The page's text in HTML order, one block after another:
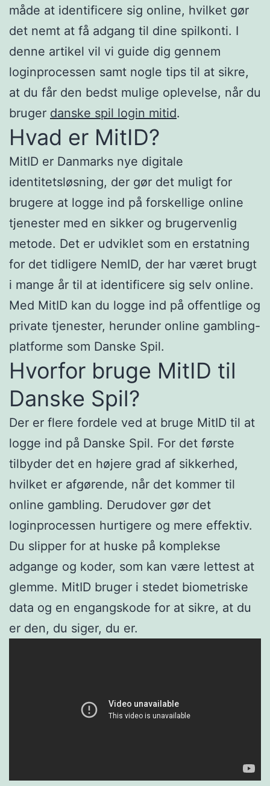
måde at identificere sig online, hvilket gør
det nemt at få adgang til dine spilkonti. I
denne artikel vil vi guide dig gennem
loginprocessen samt nogle tips til at sikre,
at du får den bedst mulige oplevelse, når du
bruger danske spil login mitid.
Hvad er MitID?
MitID er Danmarks nye digitale
identitetsløsning, der gør det muligt for
brugere at logge ind på forskellige online
tjenester med en sikker og brugervenlig
metode. Det er udviklet som en erstatning
for det tidligere NemID, der har været brugt
i mange år til at identificere sig selv online.
Med MitID kan du logge ind på offentlige og
private tjenester, herunder online gambling-
platforme som Danske Spil.
Hvorfor bruge MitID til
Danske Spil?
Der er flere fordele ved at bruge MitID til at
logge ind på Danske Spil. For det første
tilbyder det en højere grad af sikkerhed,
hvilket er afgørende, når det kommer til
online gambling. Derudover gør det
loginprocessen hurtigere og mere effektiv.
Du slipper for at huske på komplekse
adgange og koder, som kan være lettest at
glemme. MitID bruger i stedet biometriske
data og en engangskode for at sikre, at du
er den, du siger, du er.